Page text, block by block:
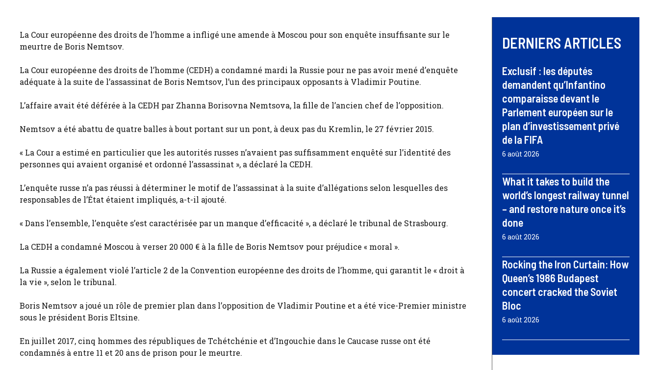
La Cour européenne des droits de l’homme a infligé une amende à Moscou pour son enquête insuffisante sur le
meurtre de Boris Nemtsov.
La Cour européenne des droits de l’homme (CEDH) a condamné mardi la Russie pour ne pas avoir mené d’enquête
adéquate à la suite de l’assassinat de Boris Nemtsov, l’un des principaux opposants à Vladimir Poutine.
L’affaire avait été déférée à la CEDH par Zhanna Borisovna Nemtsova, la fille de l’ancien chef de l’opposition.
Nemtsov a été abattu de quatre balles à bout portant sur un pont, à deux pas du Kremlin, le 27 février 2015.
« La Cour a estimé en particulier que les autorités russes n’avaient pas suffisamment enquêté sur l’identité des
personnes qui avaient organisé et ordonné l’assassinat », a déclaré la CEDH.
L’enquête russe n’a pas réussi à déterminer le motif de l’assassinat à la suite d’allégations selon lesquelles des
responsables de l’État étaient impliqués, a-t-il ajouté.
« Dans l’ensemble, l’enquête s’est caractérisée par un manque d’efficacité », a déclaré le tribunal de Strasbourg.
La CEDH a condamné Moscou à verser 20 000 € à la fille de Boris Nemtsov pour préjudice « moral ».
La Russie a également violé l’article 2 de la Convention européenne des droits de l’homme, qui garantit le « droit à
la vie », selon le tribunal.
Boris Nemtsov a joué un rôle de premier plan dans l’opposition de Vladimir Poutine et a été vice-Premier ministre
sous le président Boris Eltsine.
En juillet 2017, cinq hommes des républiques de Tchétchénie et d’Ingouchie dans le Caucase russe ont été
condamnés à entre 11 et 20 ans de prison pour le meurtre.
DERNIERS ARTICLES
Exclusif : les députés
demandent qu’Infantino
comparaisse devant le
Parlement européen sur le
plan d’investissement privé
de la FIFA
6 août 2026
What it takes to build the
world’s longest railway tunnel
– and restore nature once it’s
done
6 août 2026
Rocking the Iron Curtain: How
Queen’s 1986 Budapest
concert cracked the Soviet
Bloc
6 août 2026